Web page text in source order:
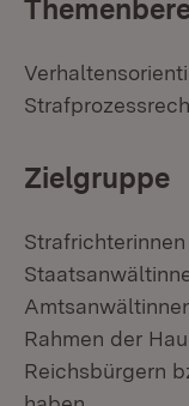
Zielgruppe
Rahmen der
Reichsbürgern